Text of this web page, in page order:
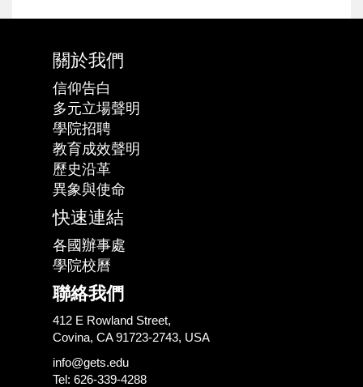
關於我們
信仰告白
多元立場聲明
學院招聘
教育成效聲明
歷史沿革
異象與使命
快速連結
各國辦事處
學院校曆
聯絡我們
412 E Rowland Street,
Covina, CA 91723-2743, USA
info@gets.edu
Tel: 626-339-4288